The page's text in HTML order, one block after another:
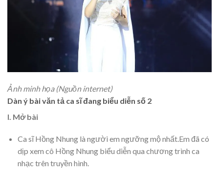
Ảnh minh họa (Nguồn internet)
Dàn ý bài văn tả ca sĩ đang biểu diễn số 2
I. Mở bài
Ca sĩ Hồng Nhung là người em ngưỡng mộ nhất.Em đã có
dịp xem cô Hồng Nhung biểu diễn qua chương trình ca
nhạc trên truyền hình.